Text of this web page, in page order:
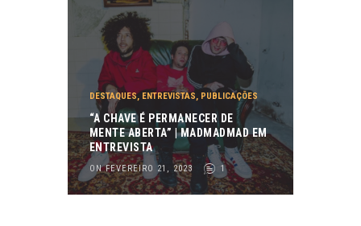
DESTAQUES, ENTREVISTAS, PUBLICAÇÕES
“A CHAVE É PERMANECER DE
MENTE ABERTA” | MADMADMAD EM
ENTREVISTA
ON FEVEREIRO 21, 2023 1